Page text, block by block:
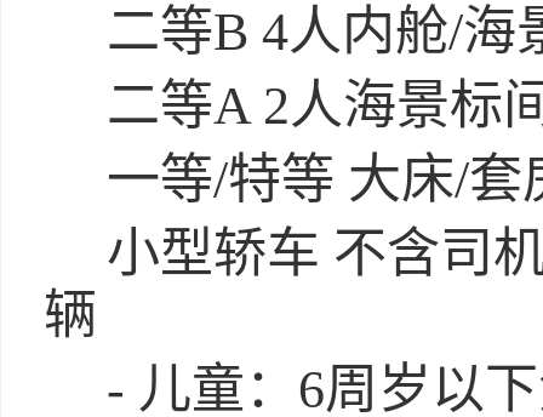
二等B 4人内舱/海
二等A 2人海景标
一等/特等 大床/套
小型轿车 不含司
辆
- 儿童：6周岁以